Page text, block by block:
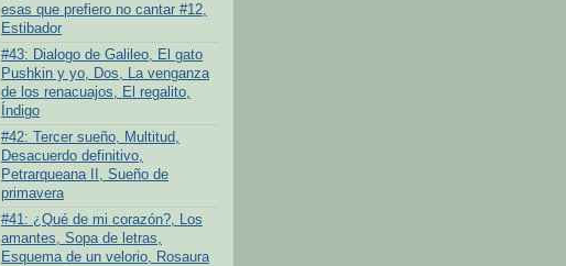
esas que prefiero no cantar #12,
Estibador
#43: Dialogo de Galileo, El gato
Pushkin y yo, Dos, La venganza
de los renacuajos, El regalito,
Índigo
#42: Tercer sueño, Multitud,
Desacuerdo definitivo,
Petrarqueana II, Sueño de
primavera
#41: ¿Qué de mi corazón?, Los
amantes, Sopa de letras,
Esquema de un velorio, Rosaura